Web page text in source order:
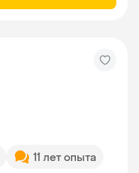
11 лет опыта